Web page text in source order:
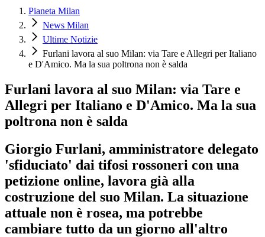
Pianeta Milan
News Milan
Ultime Notizie
Furlani lavora al suo Milan: via Tare e Allegri per Italiano
e D'Amico. Ma la sua poltrona non è salda
Furlani lavora al suo Milan: via Tare e
Allegri per Italiano e D'Amico. Ma la sua
poltrona non è salda
Giorgio Furlani, amministratore delegato
'sfiduciato' dai tifosi rossoneri con una
petizione online, lavora già alla
costruzione del suo Milan. La situazione
attuale non è rosea, ma potrebbe
cambiare tutto da un giorno all'altro